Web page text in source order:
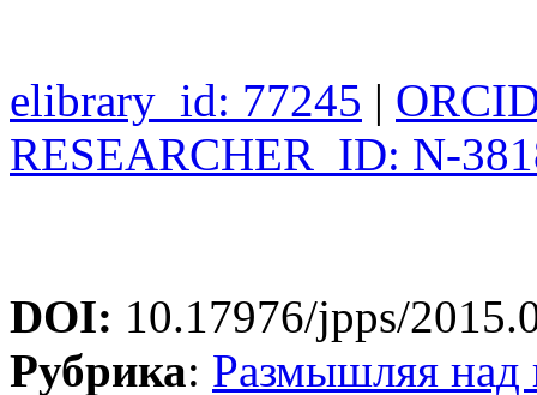
elibrary_id: 77245 |
RESEARCHER_ID: N-
DOI: 10.17976/jpps/
Рубрика: Размышляя